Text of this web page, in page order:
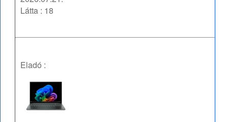
Látta : 18
Eladó :